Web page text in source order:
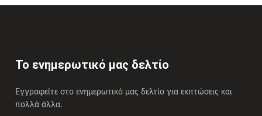
Το ενημερωτικό μας δελτίο
Εγγραφείτε στο ενημερωτικό μας δελτίο για εκπτώσεις και
πολλά άλλα.